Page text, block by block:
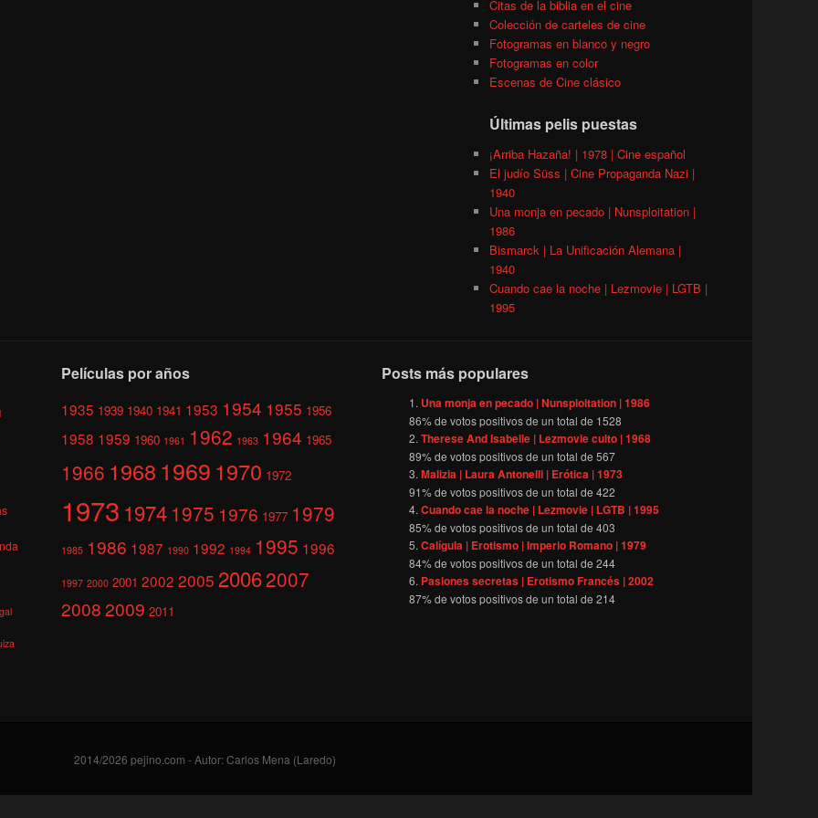
Citas de la biblia en el cine
Colección de carteles de cine
Fotogramas en blanco y negro
Fotogramas en color
Escenas de Cine clásico
Últimas pelis puestas
¡Arriba Hazaña! | 1978 | Cine español
El judío Süss | Cine Propaganda Nazi |
1940
Una monja en pecado | Nunsploitation |
1986
Bismarck | La Unificación Alemana |
1940
Cuando cae la noche | Lezmovie | LGTB |
1995
Películas por años
1935 1939 1940 1941 1953 1954 1955 1956
1958 1959 1960 1961 1962 1963 1964 1965
1966 1968 1969 1970 1972
1973 1974 1975 1976 1977 1979
1985 1986 1987 1990 1992 1994 1995 1996
1997 2000 2001 2002 2005 20062007
20082009 2011
Posts más populares
Una monja en pecado | Nunsploitation | 1986
86% de votos positivos de un total de 1528
Therese And Isabelle | Lezmovie culto | 1968
89% de votos positivos de un total de567
Malizia | Laura Antonelli | Erótica | 1973
91% de votos positivos de un total de422
Cuando cae la noche | Lezmovie | LGTB | 1995
85% de votos positivos de un total de403
Calígula | Erotismo | Imperio Romano | 1979
84% de votos positivos de un total de244
Pasiones secretas | Erotismo Francés | 2002
87% de votos positivos de un total de214
2014/2026 pejino.com - Autor: Carlos Mena (Laredo)